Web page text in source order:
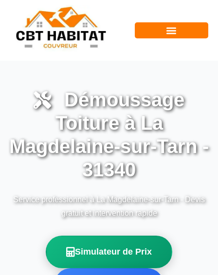
Démoussage
Toiture à La
Magdelaine-sur-Tarn -
31340
Service professionnel à La Magdelaine-sur-Tarn - Devis
gratuit et intervention rapide
Simulateur de Prix